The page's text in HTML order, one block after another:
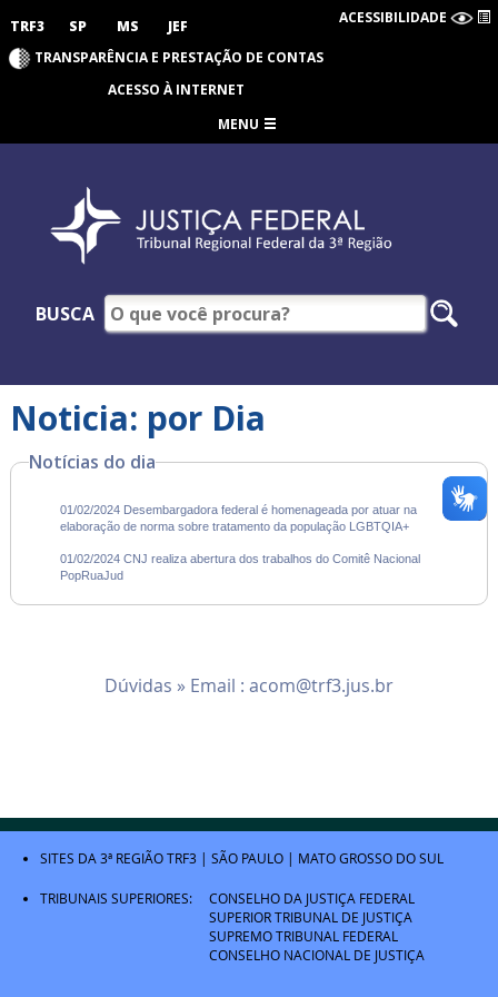
TRF3 SP MS JEF ACESSIBILIDADE
TRANSPARÊNCIA E PRESTAÇÃO DE CONTAS
ACESSO À INTERNET
MENU
BUSCA
Noticia: por Dia
Notícias do dia
01/02/2024 Desembargadora federal é homenageada por atuar na
elaboração de norma sobre tratamento da população LGBTQIA+
01/02/2024 CNJ realiza abertura dos trabalhos do Comitê Nacional
PopRuaJud
Dúvidas » Email : acom@trf3.jus.br
SITES DA 3ª REGIÃOTRF3 | SÃO PAULO | MATO GROSSO DO SUL
TRIBUNAIS SUPERIORES:
CONSELHO DA JUSTIÇA FEDERAL
SUPERIOR TRIBUNAL DE JUSTIÇA
SUPREMO TRIBUNAL FEDERAL
CONSELHO NACIONAL DE JUSTIÇA